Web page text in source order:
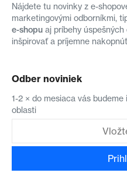
Nájdete tu novinky z e-
marketingovými odborníkmi,
e-shopu aj príbehy
inšpirovať a príjemne
Odber noviniek
1-2 × do mesiaca vás
oblasti